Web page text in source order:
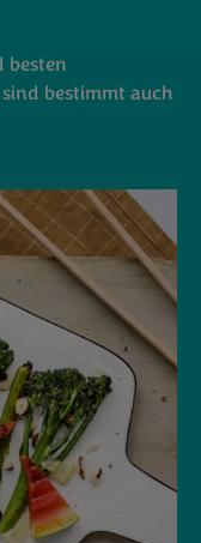
besten
bestimmt auch